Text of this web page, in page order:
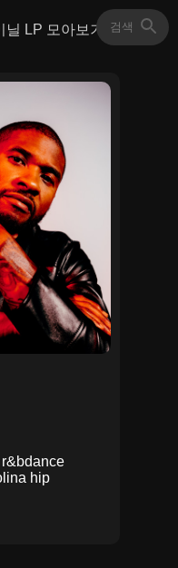
닐 LP 모아보기
dance
hip